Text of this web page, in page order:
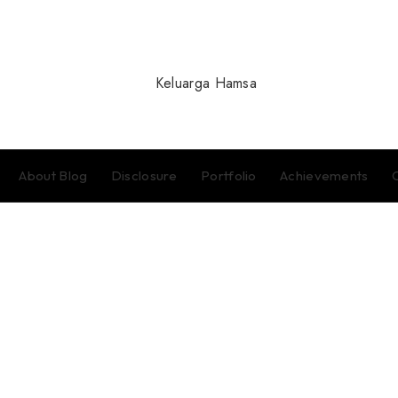
About Blog Disclosure Portfolio Achievements